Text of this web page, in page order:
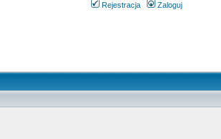
Rejestracja
Zaloguj